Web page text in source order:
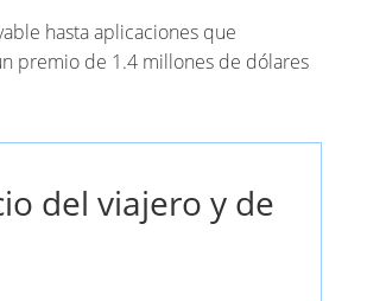
hasta aplicaciones que
premio de 1.4 millones de dólares
del viajero y de